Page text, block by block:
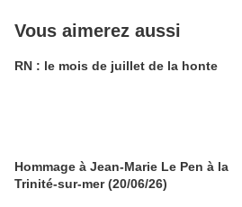
Vous aimerez aussi
RN : le mois de juillet de la honte
Hommage à Jean-Marie Le Pen à la
Trinité-sur-mer (20/06/26)